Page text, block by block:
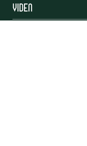
Viden